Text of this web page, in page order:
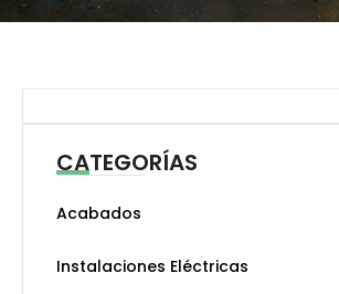
CATEGORÍAS
Acabados
Instalaciones Eléctricas